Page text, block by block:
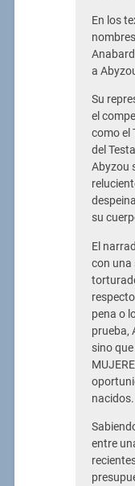
En los
a
Su
el
como el
del
Abyzou
su
El
con una
pena o
prueba,
sino
nacidos.
entre